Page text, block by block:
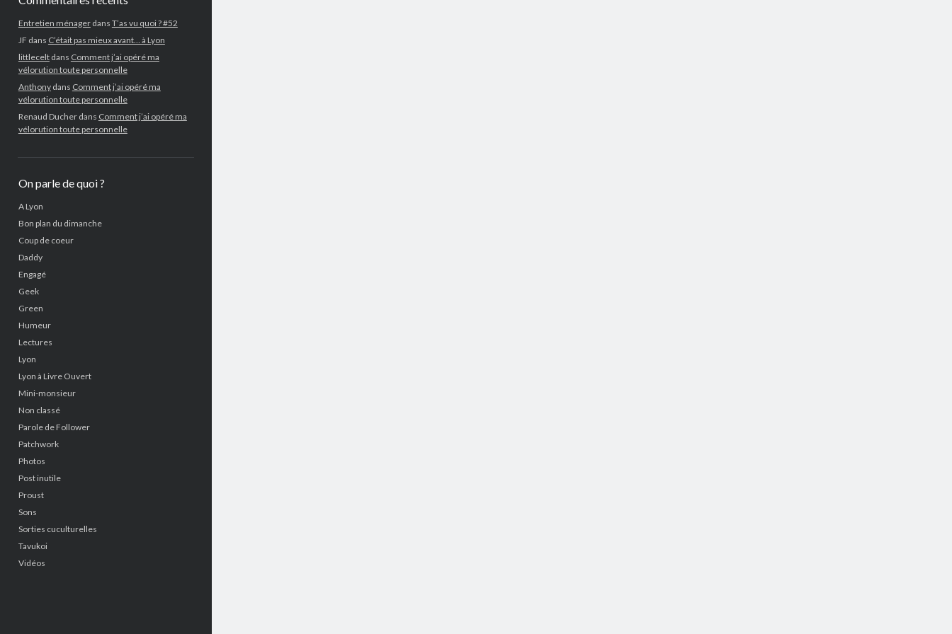
Entretien ménagerdans T’as vu quoi ? #52
JF dans C’était pas mieux avant… à Lyon
littleceltdans Comment j’ai opéré ma
vélorution toute personnelle
Anthonydans Comment j’ai opéré ma
vélorution toute personnelle
Renaud Ducherdans Comment j’ai opéré ma
vélorution toute personnelle
On parle de quoi ?
A Lyon
Bon plan du dimanche
Coup de coeur
Daddy
Engagé
Geek
Green
Humeur
Lectures
Lyon
Lyon à Livre Ouvert
Mini-monsieur
Non classé
Parole de Follower
Patchwork
Photos
Post inutile
Proust
Sons
Sorties cuculturelles
Tavukoi
Vidéos